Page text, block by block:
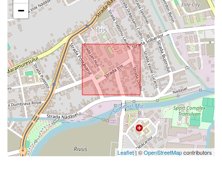
−
Leaflet| ©OpenStreetMapcontributors